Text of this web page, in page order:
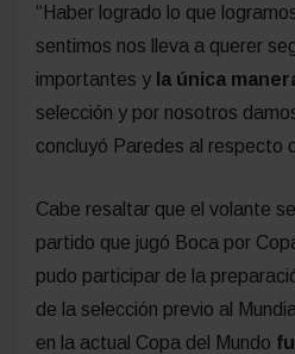
“Haber logrado lo que
sentimos nos lleva a querer
importantes y la única
selección y por nosotros
concluyó Paredes al respecto
Cabe resaltar que el volante
partido que jugó Boca por
pudo participar de la
de la selección previo al
en la actual Copa del Mundo